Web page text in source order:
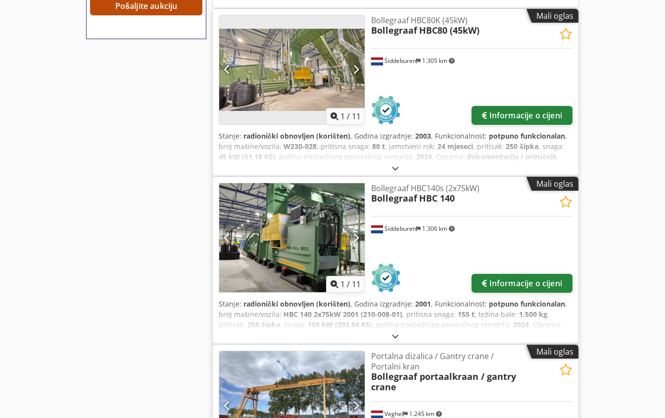
Pošaljite aukciju
Mali oglas
1 / 11
Siddeburen 1.305 km
Bollegraaf HBC80K (45kW)
Bollegraaf HBC80 (45kW)
Informacije o cijeni
Stanje: radionički obnovljen (korišten), Godina izgradnje: 2003, Funkcionalnost: potpuno funkcionalan,
broj mašine/vozila: W230-028, pritisna snaga: 80 t, jamstveni rok: 24 mjeseci, pritisak: 250 šipka, snaga:
45 kW (61,18 KS), godina posljednjeg generalnog remonta: 2024, Oprema: dokumentacija / priručnik,
Mali oglas
1 / 11
Siddeburen 1.306 km
Bollegraaf HBC140s (2x75kW)
Bollegraaf HBC 140
Informacije o cijeni
Stanje: radionički obnovljen (korišten), Godina izgradnje: 2001, Funkcionalnost: potpuno funkcionalan,
broj mašine/vozila: HBC 140 2x75kW 2001 (210-008-01), pritisna snaga: 155 t, težina bale: 1.500 kg,
pritisak: 250 šipka, snaga: 150 kW (203,94 KS), godina posljednjeg generalnog remonta: 2024, Oprema:
Mali oglas
Veghel 1.245 km
Portalna dizalica / Gantry crane /
Portalni kran
Bollegraaf portaalkraan / gantry
crane